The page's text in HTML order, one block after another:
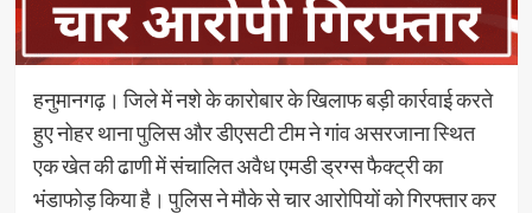
हनुमानगढ़। जिले में नशे के कारोबार के खिलाफ बड़ी कार्रवाई करते
हुए नोहर थाना पुलिस और डीएसटी टीम ने गांव असरजाना स्थित
एक खेत की ढाणी में संचालित अवैध एमडी ड्रग्स फैक्ट्री का
भंडाफोड़ किया है। पुलिस ने मौके से चार आरोपियों को गिरफ्तार कर